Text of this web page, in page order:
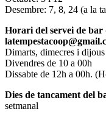
Desembre: 7, 8, 24 (a la
Horari del servei de bar
Dimarts, dimecres i
Divendres de 10 a 00h
Dissabte de 12h a 00h.
Dies de tancament del
setmanal